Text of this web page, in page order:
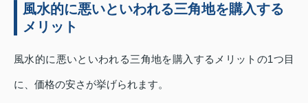
風水的に悪いといわれる三角地を購入する
メリット
風水的に悪いといわれる三角地を購入するメリットの1つ目
に、価格の安さが挙げられます。